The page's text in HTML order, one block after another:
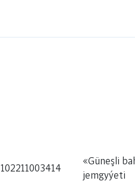
102211003414
«Güneşli
jemgyýeti